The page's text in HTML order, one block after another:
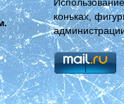
коньках,